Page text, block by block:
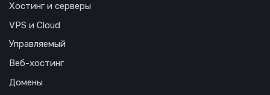
Хостинг и серверы
VPS и Cloud
Управляемый
Веб-хостинг
Домены